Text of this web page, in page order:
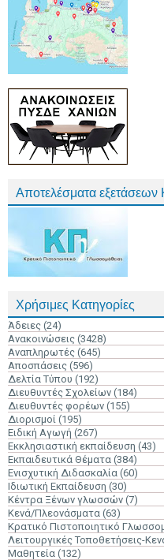
Αποτελέσματα
Χρήσιμες Κατηγορίες
Άδειες (24)
Ανακοινώσεις (3428)
Αναπληρωτές (645)
Αποσπάσεις (596)
Δελτία Τύπου (192)
Διευθυντές Σχολείων (184)
Διευθυντές φορέων (155)
Διορισμοί (195)
Ειδική Αγωγή (267)
Εκκλησιαστική εκπαίδευση (43)
Εκπαιδευτικά Θέματα (384)
Ενισχυτική Διδασκαλία (60)
Ιδιωτική Εκπαίδευση (30)
Κέντρα Ξένων γλωσσών (7)
Κενά/Πλεονάσματα (63)
Κρατικό Πιστοποιητικό
Λειτουργικές Τοποθετήσεις-
Μαθητεία (132)